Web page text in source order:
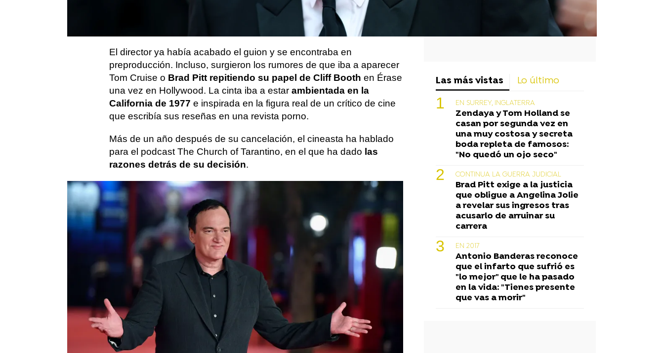
su décima y última película. Sin embargo, en
el proyecto finalmente no saldría
El director ya había acabado el guion y se encontraba en
preproducción. Incluso, surgieron los rumores de que iba a aparecer
Tom Cruise o Brad Pitt repitiendo su papel de Cliff Booth en Érase
una vez en Hollywood. La cinta iba a estar ambientada en la
California de 1977 e inspirada en la figura real de un crítico de cine
que escribía sus reseñas en una revista porno.
Más de un año después de su cancelación, el cineasta ha hablado
para el podcast The Church of Tarantino, en el que ha dado las
razones detrás de su decisión.
Las más vistas Lo último
EN SURREY, INGLATERRA
Zendaya y Tom Holland se
casan por segunda vez en
una muy costosa y secreta
boda repleta de famosos:
"No quedó un ojo seco"
CONTINUA LA GUERRA JUDICIAL
Brad Pitt exige a la justicia
que obligue a Angelina Jolie
a revelar sus ingresos tras
acusarlo de arruinar su
carrera
EN 2017
Antonio Banderas reconoce
que el infarto que sufrió es
"lo mejor" que le ha pasado
en la vida: "Tienes presente
que vas a morir"